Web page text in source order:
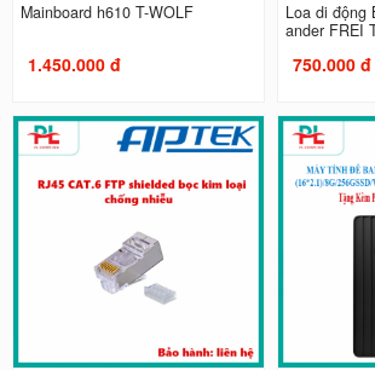
Mainboard h610 T-WOLF
1.450.000 đ
Loa di động
ander FREI
750.000 đ